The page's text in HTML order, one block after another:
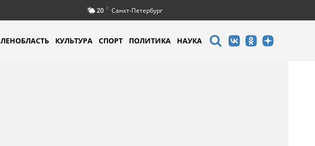
20 C Санкт-Петербург
ЛЕНОБЛАСТЬ КУЛЬТУРА СПОРТ ПОЛИТИКА НАУКА